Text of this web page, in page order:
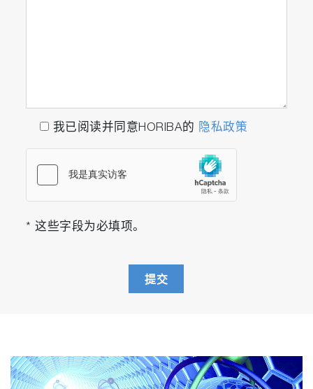
我已阅读并同意HORIBA的 隐私政策
* 这些字段为必填项。
提交